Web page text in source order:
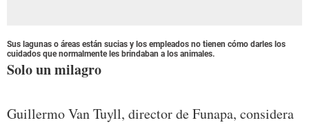
Sus lagunas o áreas están sucias y los empleados no tienen cómo darles los
cuidados que normalmente les brindaban a los animales.
Solo un milagro
Guillermo Van Tuyll, director de Funapa, considera